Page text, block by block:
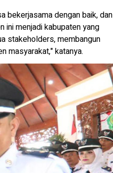
bekerjasama dengan baik, dan
ini menjadi kabupaten yang
stakeholders, membangun
masyarakat," katanya.